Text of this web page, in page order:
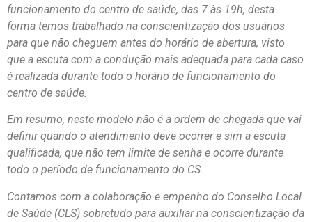
funcionamento do centro de saúde, das 7 às 19h, desta
forma temos trabalhado na conscientização dos usuários
para que não cheguem antes do horário de abertura, visto
que a escuta com a condução mais adequada para cada caso
é realizada durante todo o horário de funcionamento do
centro de saúde.
Em resumo, neste modelo não é a ordem de chegada que vai
definir quando o atendimento deve ocorrer e sim a escuta
qualificada, que não tem limite de senha e ocorre durante
todo o período de funcionamento do CS.
Contamos com a colaboração e empenho do Conselho Local
de Saúde (CLS) sobretudo para auxiliar na conscientização da